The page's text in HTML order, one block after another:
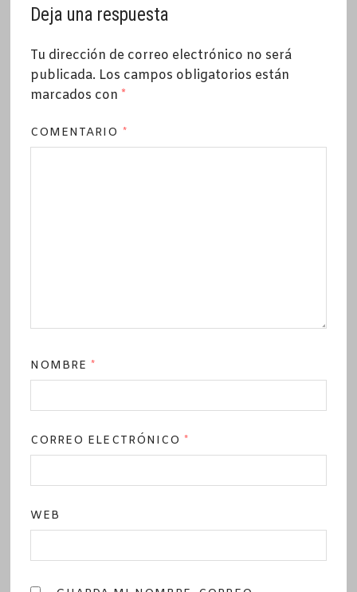
Deja una respuesta
Tu dirección de correo electrónico no será
publicada. Los campos obligatorios están
marcados con *
COMENTARIO *
NOMBRE*
CORREO ELECTRÓNICO*
WEB